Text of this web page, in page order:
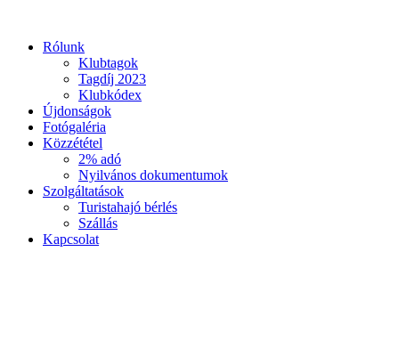
Rólunk
Klubtagok
Tagdíj 2023
Klubkódex
Újdonságok
Fotógaléria
Közzététel
2% adó
Nyilvános dokumentumok
Szolgáltatások
Turistahajó bérlés
Szállás
Kapcsolat